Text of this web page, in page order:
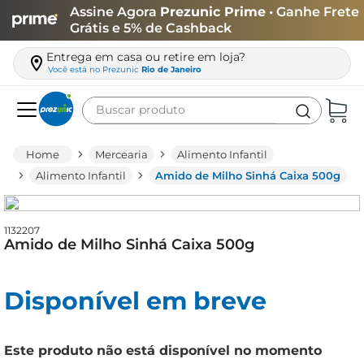
Assine Agora Prezunic Prime • Ganhe Frete
Grátis e 5% de Cashback
Entrega em casa ou retire em loja?
Você está no Prezunic Rio de Janeiro
Buscar produto
Mercearia
Alimento Infantil
Alimento Infantil
Amido de Milho Sinhá Caixa 500g
1132207
Amido de Milho Sinhá Caixa 500g
Disponível em breve
Este produto não está disponível no momento
leite
queijo
iogurte